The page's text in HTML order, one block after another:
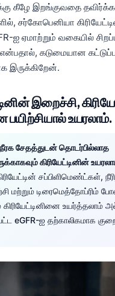
கீழே இறங்குவதை
சர்கோபெனியா
ஐ ஏமாற்றும் வகையில்
கடுமையான
இருக்கிறேன்.
இறைச்சி,
பயிற்சியால் உயரலாம்.
சேதத்துடன் தொடர்பில்லாத
கிரியேட்டினின்
சப்பிளிமெண்ட்கள்,
மற்றும் டிரைமெத்தோப்ரிம்
உயர்த்தலாம்
eGFR-ஐ தற்காலிகமாக